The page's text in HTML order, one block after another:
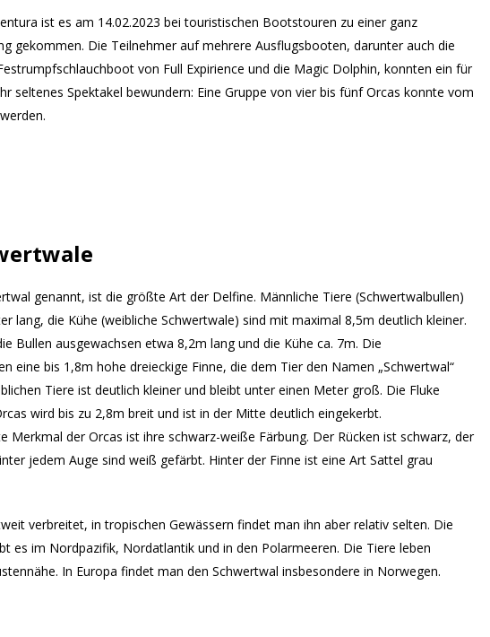
ist es am 14.02.2023 bei touristischen Bootstouren zu einer ganz
gekommen. Die Teilnehmer auf mehrere Ausflugsbooten, darunter auch die
von Full Expirience und die Magic Dolphin, konnten ein für
seltenes Spektakel bewundern: Eine Gruppe von vier bis fünf Orcas konnte vom
genannt, ist die größte Art der Delfine. Männliche Tiere (Schwertwalbullen)
lang, die Kühe (weibliche Schwertwale) sind mit maximal 8,5m deutlich kleiner.
Bullen ausgewachsen etwa 8,2m lang und die Kühe ca. 7m. Die
eine bis 1,8m hohe dreieckige Finne, die dem Tier den Namen „Schwertwal“
Tiere ist deutlich kleiner und bleibt unter einen Meter groß. Die Fluke
wird bis zu 2,8m breit und ist in der Mitte deutlich eingekerbt.
Merkmal der Orcas ist ihre schwarz-weiße Färbung. Der Rücken ist schwarz, der
jedem Auge sind weiß gefärbt. Hinter der Finne ist eine Art Sattel grau
verbreitet, in tropischen Gewässern findet man ihn aber relativ selten. Die
es im Nordpazifik, Nordatlantik und in den Polarmeeren. Die Tiere leben
In Europa findet man den Schwertwal insbesondere in Norwegen.